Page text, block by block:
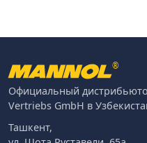
®
Официальный
Vertriebs GmbH в
Ташкент,